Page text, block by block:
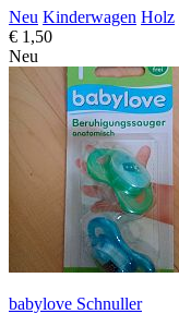
Neu Kinderwagen Holz
€ 1,50
Neu
babylove Schnuller